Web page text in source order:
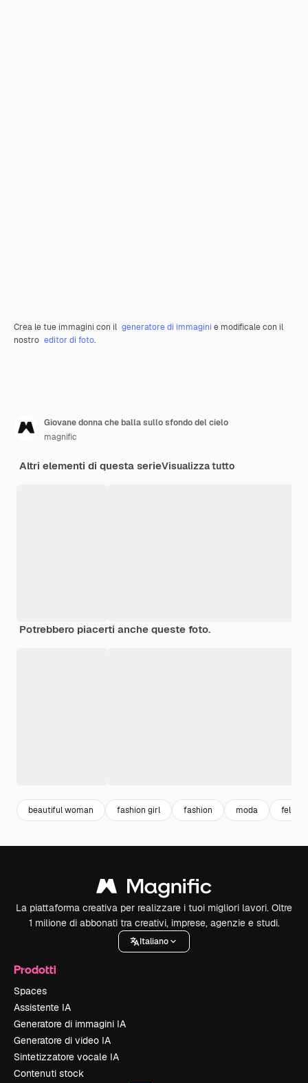
Crea le tue immagini con il generatore di immagini e modificale con il
nostro editor di foto.
Giovane donna che balla sullo sfondo del cielo
magnific
Altri elementi di questa serieVisualizza tutto
Potrebbero piacerti anche queste foto.
beautiful woman fashion girl fashion moda felicita
La piattaforma creativa per realizzare i tuoi migliori lavori. Oltre
1 milione di abbonati tra creativi, imprese, agenzie e studi.
Italiano
Prodotti
Spaces
Assistente IA
Generatore di immagini IA
Generatore di video IA
Sintetizzatore vocale IA
Contenuti stock